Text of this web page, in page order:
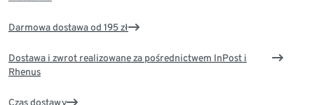
Darmowa dostawa od 195 zł
Dostawa i zwrot realizowane za pośrednictwem InPost i
Rhenus
Czas dostawy